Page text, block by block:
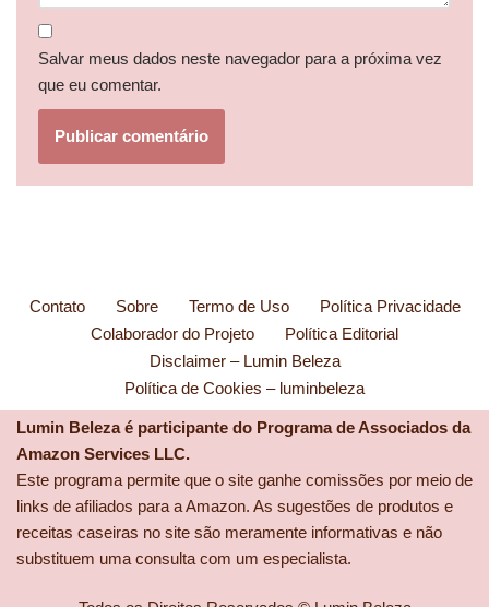
Salvar meus dados neste navegador para a próxima vez
que eu comentar.
Contato Sobre Termo de Uso
Política Privacidade
Colaborador do Projeto
Política Editorial
Disclaimer – Lumin Beleza
Política de Cookies – luminbeleza
Lumin Beleza é participante do Programa de Associados da
Amazon Services LLC.
Este programa permite que o site ganhe comissões por meio de
links de afiliados para a Amazon. As sugestões de produtos e
receitas caseiras no site são meramente informativas e não
substituem uma consulta com um especialista.